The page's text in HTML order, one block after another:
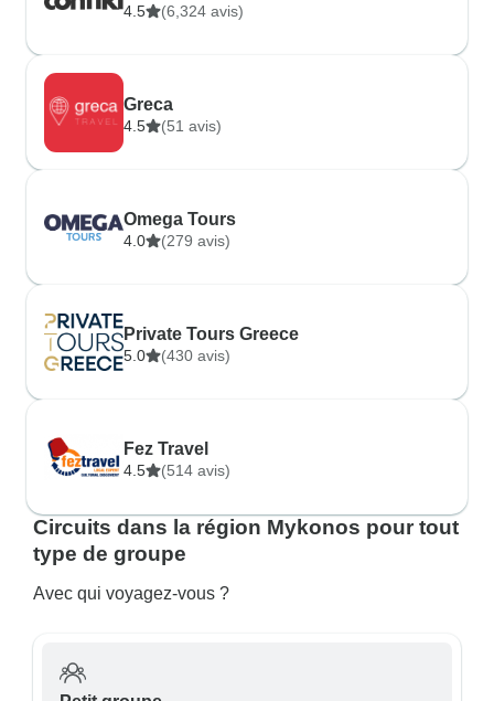
4.5 (6,324 avis)
Greca
4.5 (51 avis)
Omega Tours
4.0 (279 avis)
Private Tours Greece
5.0 (430 avis)
Fez Travel
4.5 (514 avis)
Circuits dans la région Mykonos pour tout
type de groupe
Avec qui voyagez-vous ?